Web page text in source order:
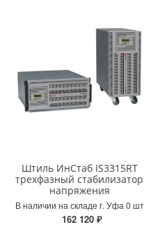
Штиль ИнСтаб IS3315RT
трехфазный стабилизатор
напряжения
В наличии на складе г. Уфа 0 шт
162 120 ₽